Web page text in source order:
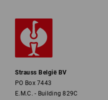
Strauss België BV
PO Box 7443
E.M.C. - Building 829C